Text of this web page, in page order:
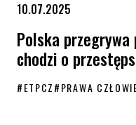
10.07.2025
Polska przegrywa
chodzi o
#ETPCZ#PRAWA